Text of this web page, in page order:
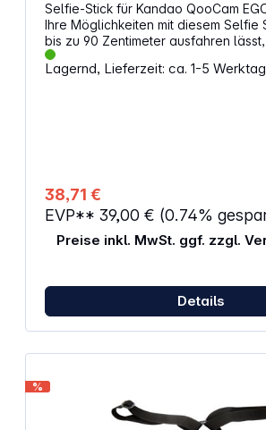
Selfie-Stick für Kandao QooCam
Ihre Möglichkeiten mit diesem Selfie
bis zu 90 Zentimeter ausfahren
mühelos Ihre idealen
Hergestellt aus hochwertiger
Nutzung. Nutzen Sie die Leichtigkeit,
Vielseitigkeit dieses Selfie Sticks, um
Aufnahmen aus jedem Winkel zu
Eigenschaften: Für Kandao QooCam EGO
Ausziehbar Länge: 25 - 90 cm Montage: 1/4"
Lagernd, Lieferzeit: ca. 1-5
38,71 €
EVP** 39,00 € (0.74%
Preise inkl. MwSt. ggf. zzgl.
Details
%